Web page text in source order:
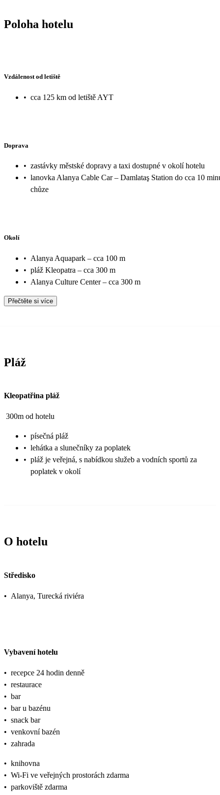
Poloha hotelu
Vzdálenost od letiště
• cca 125 km od letiště AYT
Doprava
• zastávky městské dopravy a taxi dostupné v okolí hotelu
• lanovka Alanya Cable Car – Damlataş Station do cca 10
chůze
Okolí
• Alanya Aquapark – cca 100 m
• pláž Kleopatra – cca 300 m
• Alanya Culture Center – cca 300 m
Přečtěte si více
Pláž
Kleopatřina pláž
300m od hotelu
• písečná pláž
• lehátka a slunečníky za poplatek
• pláž je veřejná, s nabídkou služeb a vodních sportů za
poplatek v okolí
O hotelu
Středisko
• Alanya, Turecká riviéra
Vybavení hotelu
• recepce 24 hodin denně
• restaurace
• bar
• bar u bazénu
• snack bar
• venkovní bazén
• zahrada
• knihovna
• Wi-Fi ve veřejných prostorách zdarma
• parkoviště zdarma